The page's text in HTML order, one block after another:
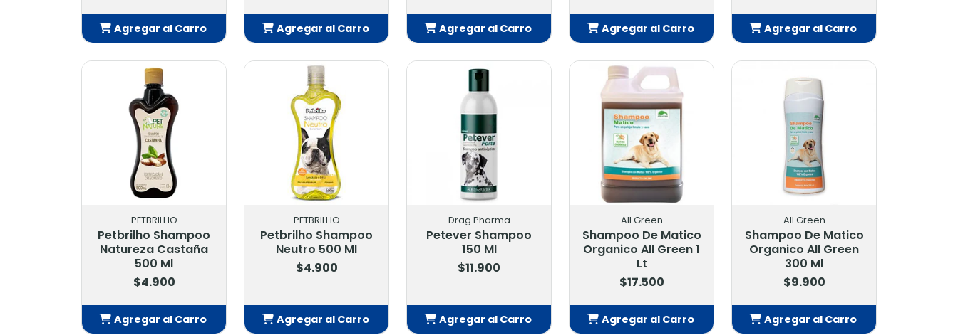
Agregar al Carro
Agregar al Carro
Agregar al Carro
Agregar al Carro
Agregar al Carro
PETBRILHO
Petbrilho Shampoo
Natureza Castaña
500 Ml
$4.900
Agregar al Carro
PETBRILHO
Petbrilho Shampoo
Neutro 500 Ml
$4.900
Agregar al Carro
Drag Pharma
Petever Shampoo
150 Ml
$11.900
Agregar al Carro
All Green
Shampoo De Matico
Organico All Green 1
Lt
$17.500
Agregar al Carro
All Green
Shampoo De Matico
Organico All Green
300 Ml
$9.900
Agregar al Carro